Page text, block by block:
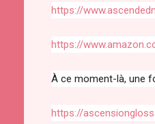
https://
https://
À ce moment-là, une
https://